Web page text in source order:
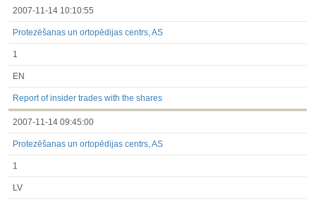
2007-11-14 10:10:55
Protezēšanas un ortopēdijas centrs, AS
1
EN
Report of insider trades with the shares
2007-11-14 09:45:00
Protezēšanas un ortopēdijas centrs, AS
1
LV